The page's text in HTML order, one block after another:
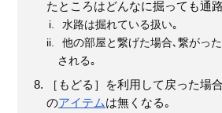
たところはどんなに掘っても通
水路は掘れている扱い｡
他の部屋と繋げた場合､繋がっ
される｡
［もどる］を利用して戻った場
のアイテムは無くなる｡